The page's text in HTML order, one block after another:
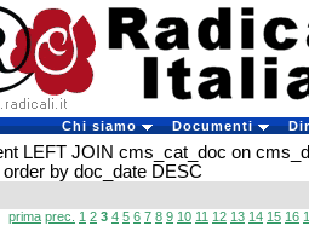
Chi siamo Documenti
LEFT JOIN cms_cat_doc on
by doc_date DESC
prima prec. 1 2 3 4 5 6 7 8 9 10 11 12 13 14 15 16